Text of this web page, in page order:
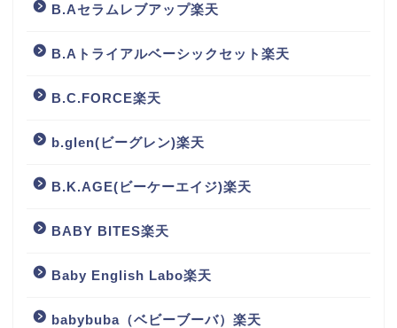
B.Aセラムレブアップ楽天
B.Aトライアルベーシックセット楽天
B.C.FORCE楽天
b.glen(ビーグレン)楽天
B.K.AGE(ビーケーエイジ)楽天
BABY BITES楽天
Baby English Labo楽天
babybuba（ベビーブーバ）楽天